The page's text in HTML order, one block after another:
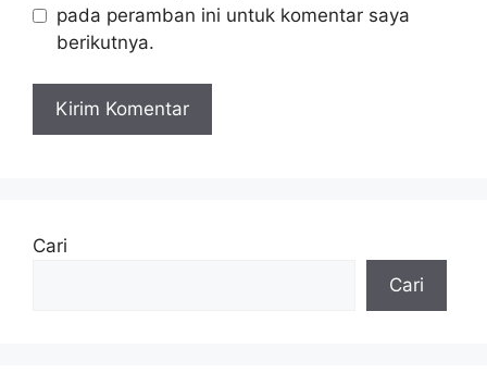
pada peramban ini untuk komentar saya
berikutnya.
Cari
Cari